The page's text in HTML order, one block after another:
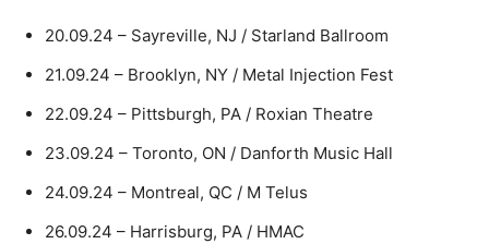
20.09.24 – Sayreville, NJ / Starland Ballroom
21.09.24 – Brooklyn, NY / Metal Injection Fest
22.09.24 – Pittsburgh, PA / Roxian Theatre
23.09.24 – Toronto, ON / Danforth Music Hall
24.09.24 – Montreal, QC / M Telus
26.09.24 – Harrisburg, PA / HMAC